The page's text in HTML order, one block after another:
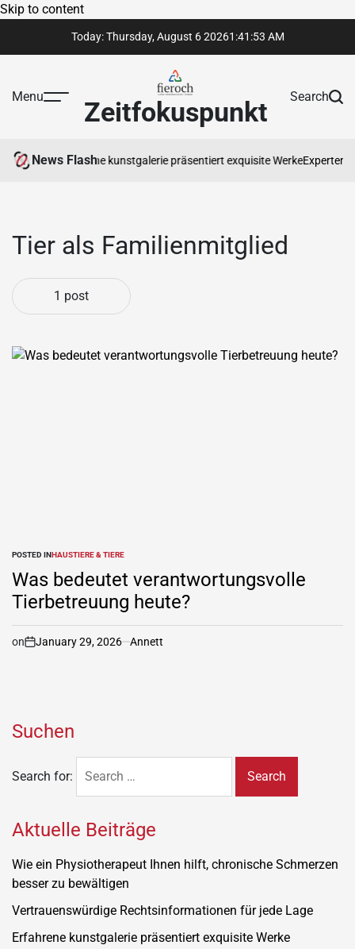
Skip to content
Today: Thursday, August 6 20261 :41 :53 AM
Menu Zeitfokuspunkt Search
News Flash
jede LageErfahrene kunstgalerie präsentiert exquisite Werke
Tier als Familienmitglied
1 post
POSTED INHAUSTIERE & TIERE
Was bedeutet verantwortungsvolle
Tierbetreuung heute?
on January 29, 2026 Annett
Suchen
Search for:
Aktuelle Beiträge
Wie ein Physiotherapeut Ihnen hilft, chronische Schmerzen
besser zu bewältigen
Vertrauenswürdige Rechtsinformationen für jede Lage
Erfahrene kunstgalerie präsentiert exquisite Werke